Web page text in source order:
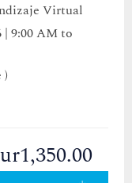
Virtual
| 9:00 AM to